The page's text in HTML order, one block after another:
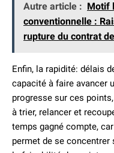
Autre article : Motif
conventionnelle :
rupture du contrat
Enfin, la rapidité: délais
capacité à faire avancer
progresse sur ces
à trier, relancer et
temps gagné compte,
permet de se concentrer